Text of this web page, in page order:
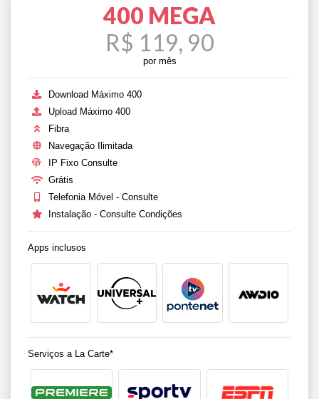
400 MEGA
R$ 119, 90
por mês
Download Máximo 400
Upload Máximo 400
Fibra
Navegação Ilimitada
IP Fixo Consulte
Grátis
Telefonia Móvel - Consulte
Instalação - Consulte Condições
Apps inclusos
Serviços a La Carte*